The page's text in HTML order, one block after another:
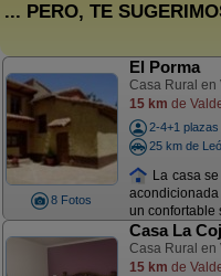
... PERO, TE
8 Fotos
El Porma
Casa Rural en
15 km de
2-4+1 plazas
25 km de
La casa
un confortable
Casa La
Casa Rural en
15 km de